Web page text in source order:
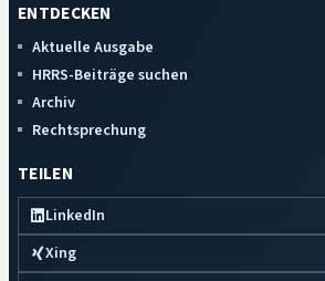
ENTDECKEN
Aktuelle Ausgabe
HRRS-Beiträge suchen
Archiv
Rechtsprechung
TEILEN
LinkedIn
Xing